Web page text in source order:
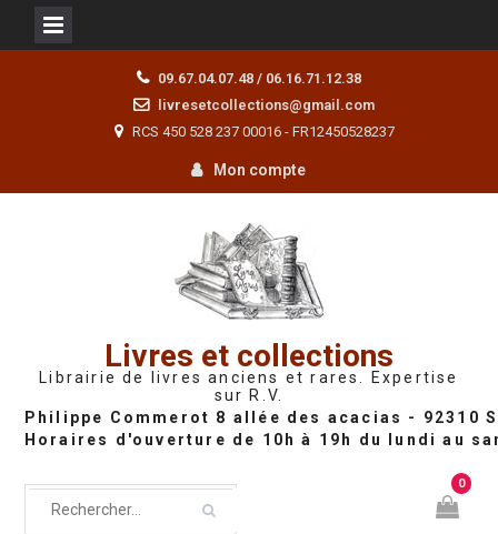
09.67.04.07.48 / 06.16.71.12.38
livresetcollections@gmail.com
RCS 450 528 237 00016 - FR12450528237
Mon compte
Livres et collections
Librairie de livres anciens et rares. Expertise
sur R.V.
0